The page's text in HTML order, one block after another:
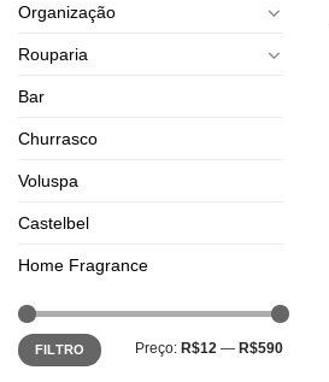
Organização
Rouparia
Bar
Churrasco
Voluspa
Castelbel
Home Fragrance
FILTRO Preço: R$12 — R$590